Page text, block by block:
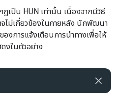
ฏเป็น HUN เท่านั้น เนื่องจากมีวิธี
จไม่เกี่ยวข้องในภายหลัง นักพัฒนา
งการแจ้งเตือนการนำทางเพื่อให้
งในตัวอย่าง